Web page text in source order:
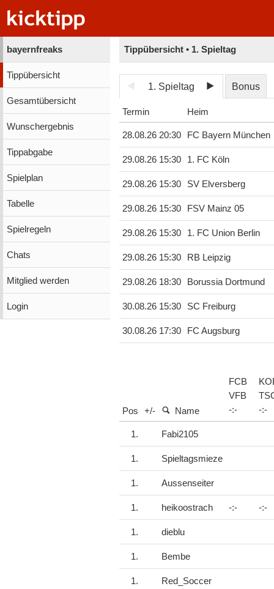
bayernfreaks
Tippübersicht
Gesamtübersicht
Wunschergebnis
Tippabgabe
Spielplan
Tabelle
Spielregeln
Chats
Mitglied werden
Login
Tippübersicht • 1. Spieltag
1. Spieltag Bonus
Termin Heim
28.08.26 20:30 FC Bayern München
29.08.26 15:30 1. FC Köln
29.08.26 15:30 SV Elversberg
29.08.26 15:30 FSV Mainz 05
29.08.26 15:30 1. FC Union Berlin
29.08.26 15:30 RB Leipzig
29.08.26 18:30 Borussia Dortmund
30.08.26 15:30 SC Freiburg
30.08.26 17:30 FC Augsburg
Pos +/- Name
FCB
VFB
-:-
-:-
1. Fabi2105
1. Spieltagsmieze
1. Aussenseiter
1. heikoostrach -:- -:-
1. dieblu
1. Bembe
1. Red_Soccer